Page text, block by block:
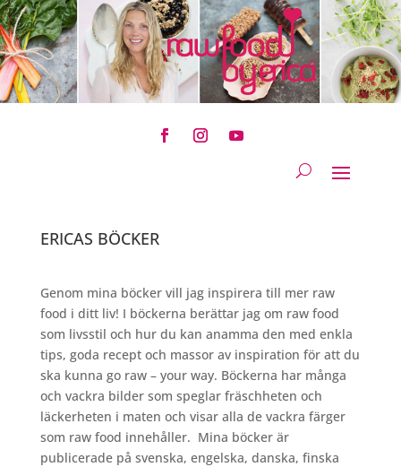
ERICAS BÖCKER
Genom mina böcker vill jag inspirera till mer raw
food i ditt liv! I böckerna berättar jag om raw food
som livsstil och hur du kan anamma den med enkla
tips, goda recept och massor av inspiration för att du
ska kunna go raw – your way. Böckerna har många
och vackra bilder som speglar fräschheten och
läckerheten i maten och visar alla de vackra färger
som raw food innehåller. Mina böcker är
publicerade på svenska, engelska, danska, finska